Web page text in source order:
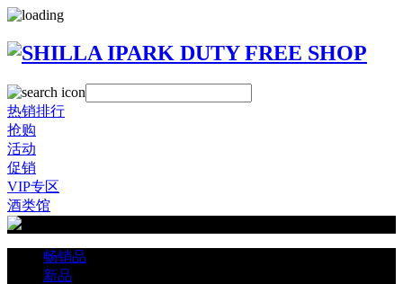
热销排行
抢购
活动
促销
VIP专区
酒类馆
畅销品
新品